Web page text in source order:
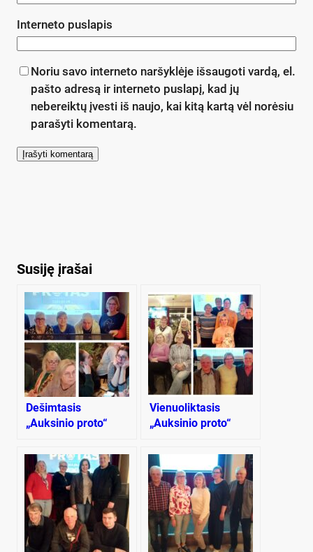
Interneto puslapis
Noriu savo interneto naršyklėje išsaugoti vardą, el.
pašto adresą ir interneto puslapį, kad jų
nebereiktų įvesti iš naujo, kai kitą kartą vėl norėsiu
parašyti komentarą.
Susiję įrašai
Dešimtasis
„Auksinio proto“
Vienuoliktasis
„Auksinio proto“